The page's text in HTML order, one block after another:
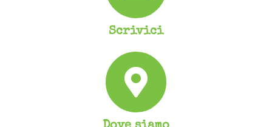
Scrivici